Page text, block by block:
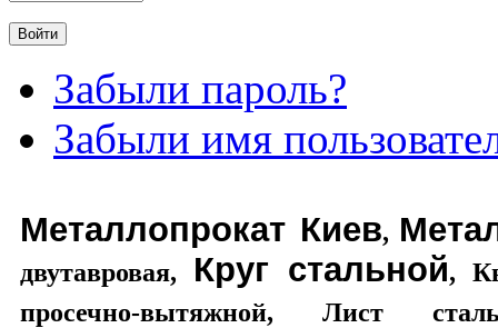
Забыли пароль?
Забыли имя
Металлопрокат Киев,
двутавровая, Круг стальной,
просечно-вытяжной, Лист